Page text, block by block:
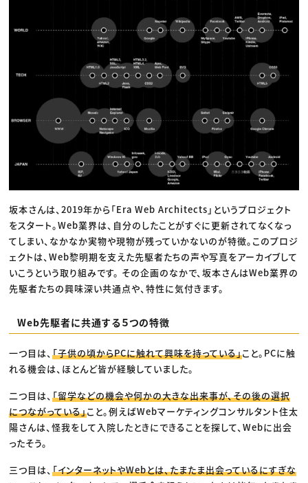
坂本さんは、2019年から「Era Web Architects」というプロジェクト
をスタート。Web業界は、自分のしたことがすぐに更新されてなくなっ
てしまい、なかなか実物や現物が残っていかないのが特徴。このプロジ
ェクトは、Web黎明期を支えた先駆者たちの声や写真をアーカイブして
いこうという取り組みです。 その企画のなかで、坂本さんはWeb業界の
先駆者たちの興味深い共通点や、特性に気付きます。
Web先駆者に共通する５つの特徴
一つ目は、「子供の頃からPCに触れて興味を持っている」こと。PCに触
れる機会は、ほとんど皆が経験していました。
二つ目は、「留学などの機会や何かの大きな出来事が、その後の選択
につながっている」こと。例えばWebマーケティングコンサルタント住太
陽さんは、怪我をして入院したときにできることを探して、Webに出会
ったそう。
三つ目は、「インターネットやWebとは、たまたま出会っているにすぎな